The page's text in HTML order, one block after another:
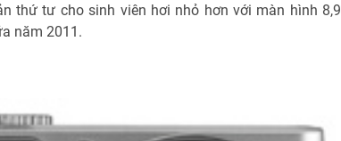
thứ tư cho sinh viên hơi nhỏ hơn với màn hình 8,9
năm 2011.